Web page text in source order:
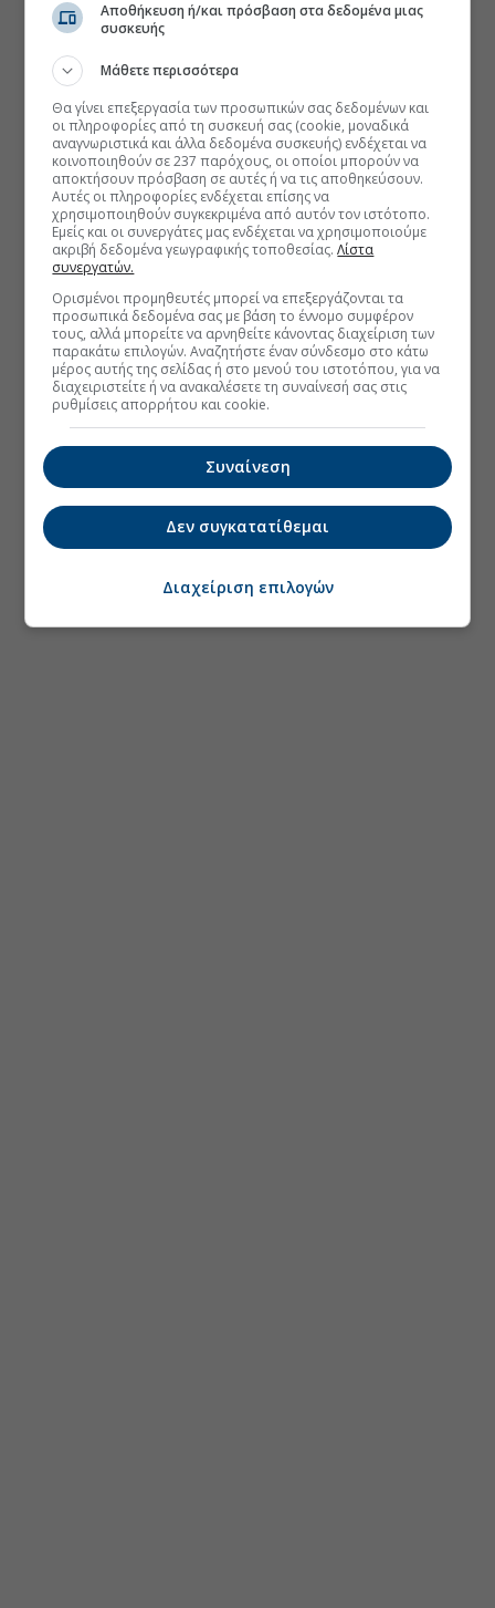
Αποθήκευση ή/και πρόσβαση στα δεδομένα μιας
συσκευής
Μάθετε περισσότερα
Θα γίνει επεξεργασία των προσωπικών σας δεδομένων και
οι πληροφορίες από τη συσκευή σας (cookie, μοναδικά
αναγνωριστικά και άλλα δεδομένα συσκευής) ενδέχεται να
κοινοποιηθούν σε 237 παρόχους, οι οποίοι μπορούν να
αποκτήσουν πρόσβαση σε αυτές ή να τις αποθηκεύσουν.
Αυτές οι πληροφορίες ενδέχεται επίσης να
χρησιμοποιηθούν συγκεκριμένα από αυτόν τον ιστότοπο.
Εμείς και οι συνεργάτες μας ενδέχεται να χρησιμοποιούμε
ακριβή δεδομένα γεωγραφικής τοποθεσίας.Λίστα
συνεργατών.
Ορισμένοι προμηθευτές μπορεί να επεξεργάζονται τα
προσωπικά δεδομένα σας με βάση το έννομο συμφέρον
τους, αλλά μπορείτε να αρνηθείτε κάνοντας διαχείριση των
παρακάτω επιλογών. Αναζητήστε έναν σύνδεσμο στο κάτω
μέρος αυτής της σελίδας ή στο μενού του ιστοτόπου, για να
διαχειριστείτε ή να ανακαλέσετε τη συναίνεσή σας στις
ρυθμίσεις απορρήτου και cookie.
Συναίνεση
Δεν συγκατατίθεμαι
Διαχείριση επιλογών